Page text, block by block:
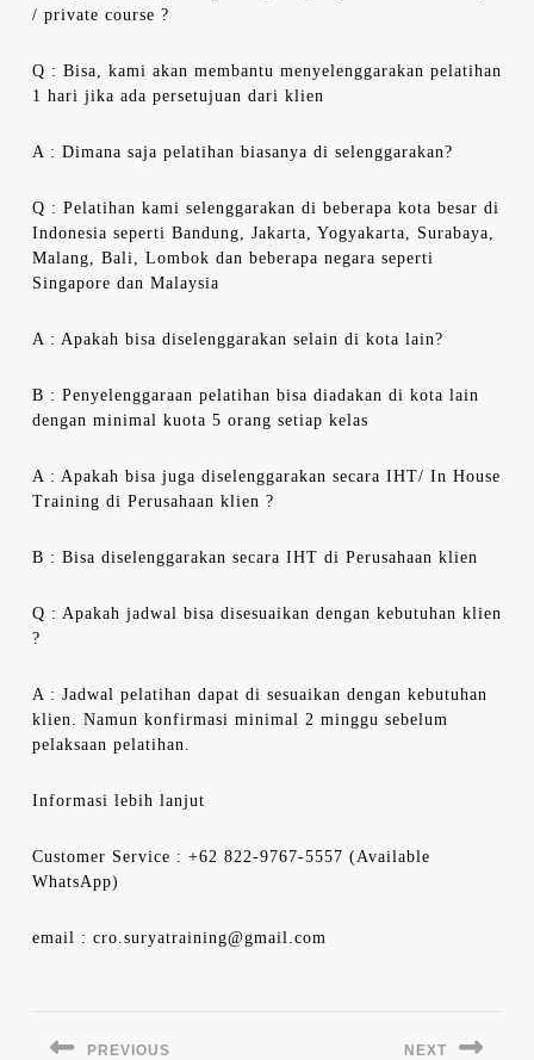
/ private course ?
Q : Bisa, kami akan membantu menyelenggarakan pelatihan
1 hari jika ada persetujuan dari klien
A : Dimana saja pelatihan biasanya di selenggarakan?
Q : Pelatihan kami selenggarakan di beberapa kota besar di
Indonesia seperti Bandung, Jakarta, Yogyakarta, Surabaya,
Malang, Bali, Lombok dan beberapa negara seperti
Singapore dan Malaysia
A : Apakah bisa diselenggarakan selain di kota lain?
B : Penyelenggaraan pelatihan bisa diadakan di kota lain
dengan minimal kuota 5 orang setiap kelas
A : Apakah bisa juga diselenggarakan secara IHT/ In House
Training di Perusahaan klien ?
B : Bisa diselenggarakan secara IHT di Perusahaan klien
Q : Apakah jadwal bisa disesuaikan dengan kebutuhan klien
?
A : Jadwal pelatihan dapat di sesuaikan dengan kebutuhan
klien. Namun konfirmasi minimal 2 minggu sebelum
pelaksaan pelatihan.
Informasi lebih lanjut
Customer Service : +62 822-9767-5557 (Available
WhatsApp)
email : cro.suryatraining@gmail.com
PREVIOUS NEXT